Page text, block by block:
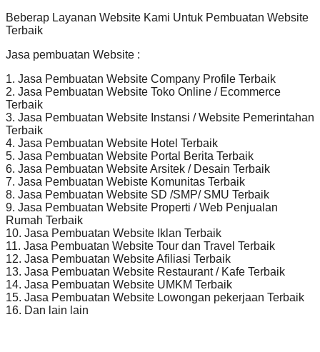
Beberap Layanan Website Kami Untuk Pembuatan Website
Terbaik
Jasa pembuatan Website :
1. Jasa Pembuatan Website Company Profile Terbaik
2. Jasa Pembuatan Website Toko Online / Ecommerce
Terbaik
3. Jasa Pembuatan Website Instansi / Website Pemerintahan
Terbaik
4. Jasa Pembuatan Website Hotel Terbaik
5. Jasa Pembuatan Website Portal Berita Terbaik
6. Jasa Pembuatan Website Arsitek / Desain Terbaik
7. Jasa Pembuatan Webiste Komunitas Terbaik
8. Jasa Pembuatan Website SD /SMP/ SMU Terbaik
9. Jasa Pembuatan Website Properti / Web Penjualan
Rumah Terbaik
10. Jasa Pembuatan Website Iklan Terbaik
11. Jasa Pembuatan Website Tour dan Travel Terbaik
12. Jasa Pembuatan Website Afiliasi Terbaik
13. Jasa Pembuatan Website Restaurant / Kafe Terbaik
14. Jasa Pembuatan Website UMKM Terbaik
15. Jasa Pembuatan Website Lowongan pekerjaan Terbaik
16. Dan lain lain